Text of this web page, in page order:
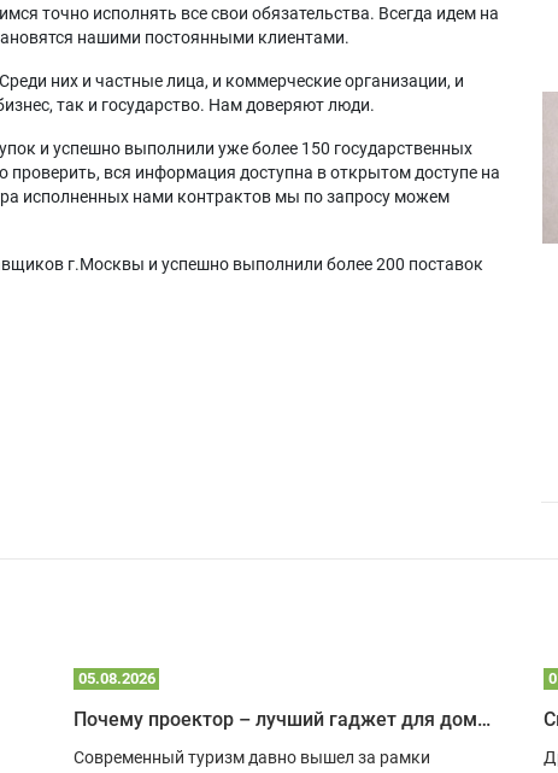
точно исполнять все свои обязательства. Всегда идем на
нашими постоянными клиентами.
них и частные лица, и коммерческие организации, и
так и государство. Нам доверяют люди.
и успешно выполнили уже более 150 государственных
проверить, вся информация доступна в открытом доступе на
исполненных нами контрактов мы по запросу можем
г.Москвы и успешно выполнили более 200 поставок
05.08.2026
Почему проектор – лучший гаджет для домика в глэмпинге
Современный туризм давно вышел за рамки